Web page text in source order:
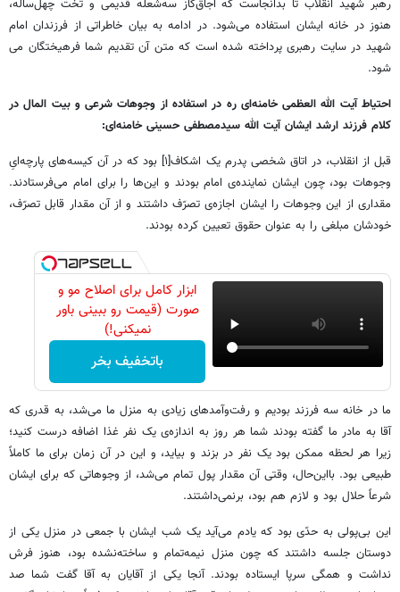
رهبر شهید انقلاب تا بدانجاست که اجاق‌گاز سه‌شعله قدیمی و تخت چهل‌ساله،
هنوز در خانه ایشان استفاده می‌شود. در ادامه به بیان خاطراتی از فرزندان امام
شهید در سایت رهبری پرداخته شده است که متن آن تقدیم شما فرهیختگان می
شود.
احتیاط آیت الله العظمی خامنه‌ای ره در استفاده از وجوهات شرعی و بیت المال در
کلام فرزند ارشد ایشان آیت الله سیدمصطفی حسینی خامنه‌ای:
قبل از انقلاب، در اتاق شخصی پدرم یک اشکاف[۱] بود که در آن کیسه‌های پارچه‌ایِ
وجوهات بود، چون ایشان نماینده‌ی امام بودند و این‌ها را برای امام می‌فرستادند.
مقداری از این وجوهات را ایشان اجازه‌ی تصرّف داشتند و از آن مقدار قابل تصرّف،
خودشان مبلغی را به عنوان حقوق تعیین کرده بودند.
ابزار کامل برای اصلاح مو و
صورت (قیمت رو ببینی باور
نمیکنی!)
باتخفیف بخر
ما در خانه سه فرزند بودیم و رفت‌وآمدهای زیادی به منزل ما می‌شد، به قدری که
آقا به مادر ما گفته بودند شما هر روز به اندازه‌ی یک نفر غذا اضافه‌ درست کنید؛
زیرا هر لحظه ممکن بود یک نفر در بزند و بیاید، و این در آن زمان برای ما کاملاً
طبیعی بود. بااین‌حال، وقتی آن مقدار پول تمام می‌شد، از وجوهاتی که برای ایشان
شرعاً حلال بود و لازم هم بود، برنمی‌داشتند.
این بی‌پولی به حدّی بود که یادم می‌آید یک شب ایشان با جمعی در منزل یکی از
دوستان جلسه داشتند که چون منزل نیمه‌تمام و ساخته‌نشده بود، هنوز فرش
نداشت و همگی سرپا ایستاده بودند. آنجا یکی از آقایان به آقا گفت شما صد